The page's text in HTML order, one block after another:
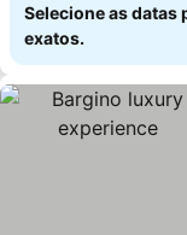
Selecione as datas
exatos.